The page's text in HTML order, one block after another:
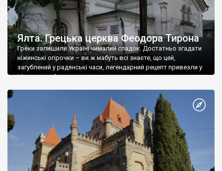
Ялта. Грецька церква Феодора Тирона
Греки залишили Україні чималий спадок. Достатньо згадати
ніжинські огірочки – ви ж мабуть всі знаєте, що цей,
загублений у радянські часи, легендарний рецепт привезли у
Ніжин греки?